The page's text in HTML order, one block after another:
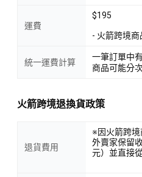
運費
$195
- 火箭跨境
統一運費計算
一筆訂單中
商品可能分
火箭跨境退換貨政策
退貨費用
※因火箭跨境
外賣家保留
元）並直接